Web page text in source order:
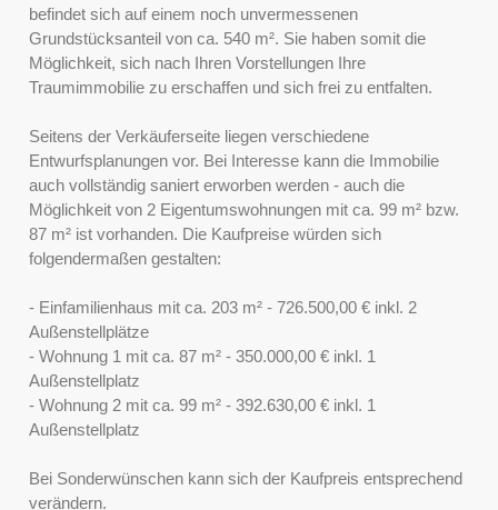
befindet sich auf einem noch unvermessenen
Grundstücksanteil von ca. 540 m². Sie haben somit die
Möglichkeit, sich nach Ihren Vorstellungen Ihre
Traumimmobilie zu erschaffen und sich frei zu entfalten.
Seitens der Verkäuferseite liegen verschiedene
Entwurfsplanungen vor. Bei Interesse kann die Immobilie
auch vollständig saniert erworben werden - auch die
Möglichkeit von 2 Eigentumswohnungen mit ca. 99 m² bzw.
87 m² ist vorhanden. Die Kaufpreise würden sich
folgendermaßen gestalten:
- Einfamilienhaus mit ca. 203 m² - 726.500,00 € inkl. 2
Außenstellplätze
- Wohnung 1 mit ca. 87 m² - 350.000,00 € inkl. 1
Außenstellplatz
- Wohnung 2 mit ca. 99 m² - 392.630,00 € inkl. 1
Außenstellplatz
Bei Sonderwünschen kann sich der Kaufpreis entsprechend
verändern.